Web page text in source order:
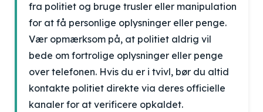
fra politiet og bruge trusler eller manipulation
for at få personlige oplysninger eller penge.
Vær opmærksom på, at politiet aldrig vil
bede om fortrolige oplysninger eller penge
over telefonen. Hvis du er i tvivl, bør du altid
kontakte politiet direkte via deres officielle
kanaler for at verificere opkaldet.